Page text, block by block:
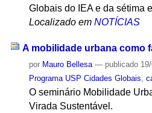
Globais do IEA e da sétima
Localizado em NOTÍCIAS
A mobilidade urbana como
por Mauro Bellesa — publicado
Programa USP Cidades Globais ,
O seminário Mobilidade
Virada Sustentável.